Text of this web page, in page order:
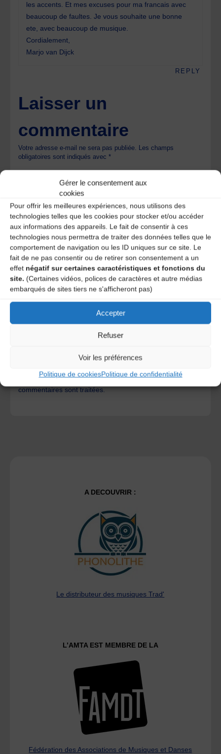
Gérer le consentement aux
cookies
Pour offrir les meilleures expériences, nous utilisons des
technologies telles que les cookies pour stocker et/ou accéder
aux informations des appareils. Le fait de consentir à ces
technologies nous permettra de traiter des données telles que le
comportement de navigation ou les ID uniques sur ce site. Le
fait de ne pas consentir ou de retirer son consentement a un
effet négatif sur certaines caractéristiques et fonctions du
site. (Certaines vidéos, polices de caractères et autre médias
embarqués de sites tiers ne s'afficheront pas)
Accepter
Refuser
Voir les préférences
Politique de cookiesPolitique de confidentialité
les accents. Et mes excuses pour ma francais avec
beaucoup de faultes. Je vous souhaite une bonne
ete, avec beaucoup de musique.
Cordialement,
Marjo van Dijck
REPLY
Laisser un
commentaire
Votre adresse e-mail ne sera pas publiée. Les champs
obligatoires sont indiqués avec*
Save my name, email, and site URL in my browser for next
Ce site utilise Akismet pour réduire les indésirables.En
savoir plus sur la façon dont les données de vos
commentaires sont traitées
A DECOUVRIR :
Le distributeur des musiques Trad'
L’AMTA EST MEMBRE DE LA
Fédération des Associations de Musiques et Danses